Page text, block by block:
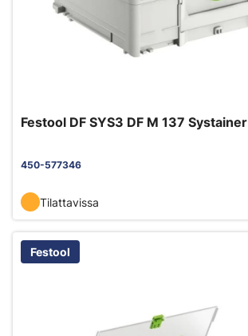
Festool DF SYS3 DF M 137 Systainer
450-577346
Tilattavissa
Festool